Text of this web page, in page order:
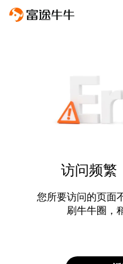
访问频繁
您所要访问的页面
刷牛牛圈，